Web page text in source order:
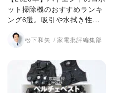
ット掃除機のおすすめランキ
ング6選。吸引や水拭き性能
松下和矢 家電批評編集部